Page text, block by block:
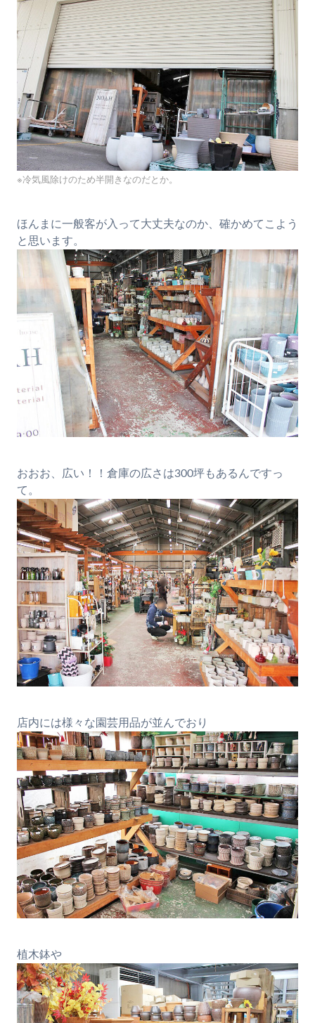
※冷気風除けのため半開きなのだとか。
ほんまに一般客が入って大丈夫なのか、確かめてこよう
と思います。
おおお、広い！！倉庫の広さは300坪もあるんですっ
て。
店内には様々な園芸用品が並んでおり
植木鉢や